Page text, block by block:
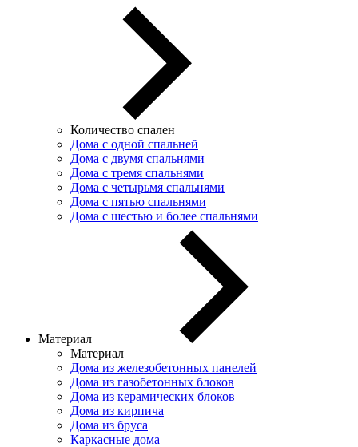
Количество спален
Дома с одной спальней
Дома с двумя спальнями
Дома с тремя спальнями
Дома с четырьмя спальнями
Дома с пятью спальнями
Дома с шестью и более спальнями
Материал
Материал
Дома из железобетонных панелей
Дома из газобетонных блоков
Дома из керамических блоков
Дома из кирпича
Дома из бруса
Каркасные дома